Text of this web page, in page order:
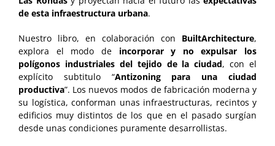
de esta infraestructura urbana.
Nuestro libro, en colaboración con BuiltArchitecture,
explora el modo de incorporar y no expulsar los
polígonos industriales del tejido de la ciudad, con el
explícito subtitulo “Antizoning para una ciudad
productiva”. Los nuevos modos de fabricación moderna y
su logística, conforman unas infraestructuras, recintos y
edificios muy distintos de los que en el pasado surgían
desde unas condiciones puramente desarrollistas.